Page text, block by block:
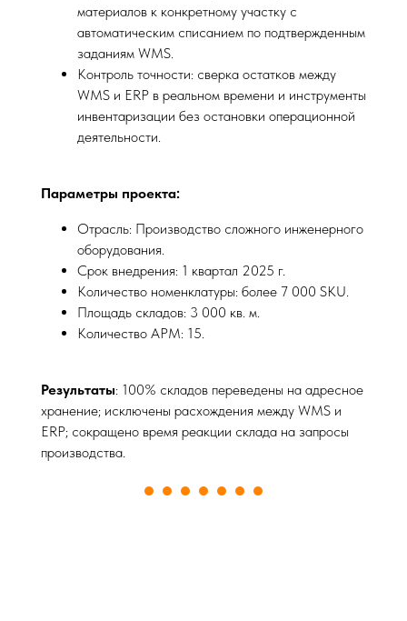
материалов к конкретному участку с
автоматическим списанием по подтвержденным
заданиям WMS.
Контроль точности: сверка остатков между
WMS и ERP в реальном времени и инструменты
инвентаризации без остановки операционной
деятельности.
Параметры проекта:
Отрасль: Производство сложного инженерного
оборудования.
Срок внедрения: 1 квартал 2025 г.
Количество номенклатуры: более 7 000 SKU.
Площадь складов: 3 000 кв. м.
Количество АРМ: 15.
Результаты: 100% складов переведены на адресное
хранение; исключены расхождения между WMS и
ERP; сокращено время реакции склада на запросы
производства.